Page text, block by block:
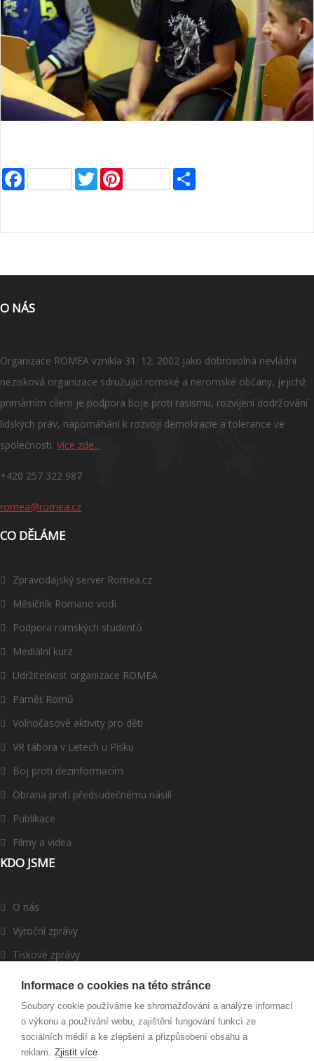
Facebook TwitterPinterest
O NÁS
Organizace ROMEA vznikla 31. 12. 2002 jako dobrovolná nevládní
nezisková organizace sdružující romské a neromské občany, jejichž
primárním cílem je podpora boje proti rasismu, rozvíjení dodržování
lidských práv, napomáhání k rozvoji demokracie a tolerance ve
společnosti. Více zde...
+420 257 322 987
romea@romea.cz
CO DĚLÁME
Zpravodajský server Romea.cz
Měsíčník Romano voďi
Podpora romských studentů
Mediální kurz
Udržitelnost organizace ROMEA
Paměť Romů
Volnočasové aktivity pro děti
VR tábora v Letech u Písku
Boj proti dezinformacím
Obrana proti předsudečnému násilí
Publikace
Filmy a videa
KDO JSME
O nás
Výroční zprávy
Tiskové zprávy
ROMEA v médiích
Dárci a partneři
Darujte
Informace o cookies na této stránce
Soubory cookie používáme ke shromažďování a analýze informací
o výkonu a používání webu, zajištění fungování funkcí ze
sociálních médií a ke zlepšení a přizpůsobení obsahu a
reklam. Zjistit více